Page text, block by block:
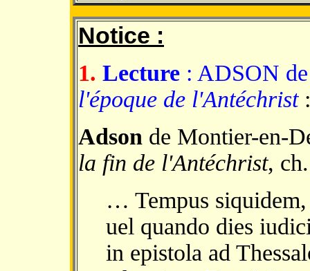
Notice :
1. Lecture : ADSON
l'époque de l'Antéchrist :
Adson de Montier-en-
la fin de l'Antéchrist,
… Tempus
uel quando dies
in epistola ad